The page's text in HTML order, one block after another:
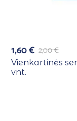
2,00€
1,60€
Vienkartinės
vnt.